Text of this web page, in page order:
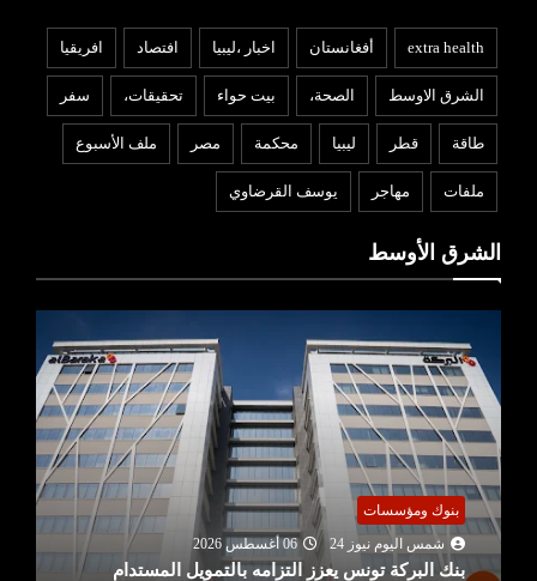
extra health أفغانستان اخبار ،ليبيا افتصاد افريقيا
الشرق الاوسط الصحة، بيت حواء تحقيقات، سفر
طاقة قطر ليبيا محكمة مصر ملف الأسبوع
ملفات مهاجر يوسف القرضاوي
الشرق الأوسط
بنوك ومؤسسات
شمس اليوم نيوز 24
06 أغسطس 2026
بنك البركة تونس يعزز التزامه بالتمويل المستدام